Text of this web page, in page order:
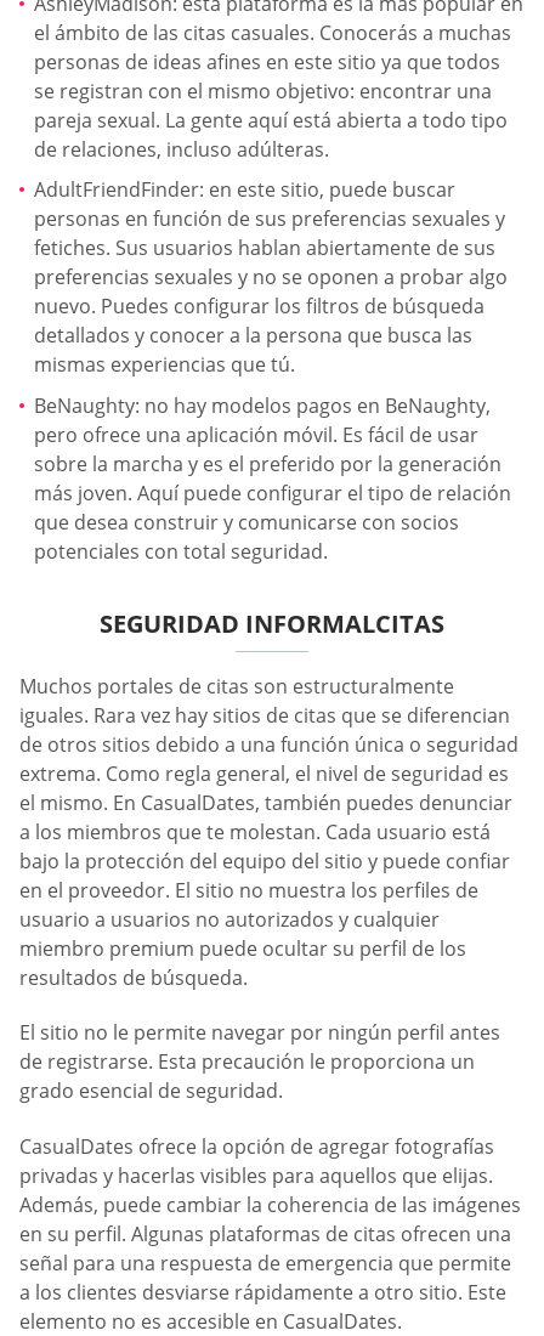
el ámbito de las citas casuales. Conocerás a muchas
personas de ideas afines en este sitio ya que todos
se registran con el mismo objetivo: encontrar una
pareja sexual. La gente aquí está abierta a todo tipo
de relaciones, incluso adúlteras.
AdultFriendFinder: en este sitio, puede buscar
personas en función de sus preferencias sexuales y
fetiches. Sus usuarios hablan abiertamente de sus
preferencias sexuales y no se oponen a probar algo
nuevo. Puedes configurar los filtros de búsqueda
detallados y conocer a la persona que busca las
mismas experiencias que tú.
BeNaughty: no hay modelos pagos en BeNaughty,
pero ofrece una aplicación móvil. Es fácil de usar
sobre la marcha y es el preferido por la generación
más joven. Aquí puede configurar el tipo de relación
que desea construir y comunicarse con socios
potenciales con total seguridad.
SEGURIDAD INFORMALCITAS
Muchos portales de citas son estructuralmente
iguales. Rara vez hay sitios de citas que se diferencian
de otros sitios debido a una función única o seguridad
extrema. Como regla general, el nivel de seguridad es
el mismo. En СasualDates, también puedes denunciar
a los miembros que te molestan. Cada usuario está
bajo la protección del equipo del sitio y puede confiar
en el proveedor. El sitio no muestra los perfiles de
usuario a usuarios no autorizados y cualquier
miembro premium puede ocultar su perfil de los
resultados de búsqueda.
El sitio no le permite navegar por ningún perfil antes
de registrarse. Esta precaución le proporciona un
grado esencial de seguridad.
СasualDates ofrece la opción de agregar fotografías
privadas y hacerlas visibles para aquellos que elijas.
Además, puede cambiar la coherencia de las imágenes
en su perfil. Algunas plataformas de citas ofrecen una
señal para una respuesta de emergencia que permite
a los clientes desviarse rápidamente a otro sitio. Este
elemento no es accesible en СasualDates.